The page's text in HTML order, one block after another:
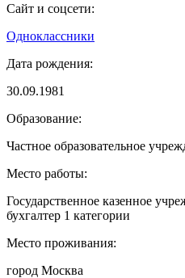
Сайт и соцсети:
Одноклассники
Дата рождения:
30.09.1981
Образование:
Частное образовательное
Место работы:
Государственное казенное
бухгалтер 1 категории
Место проживания:
город Москва